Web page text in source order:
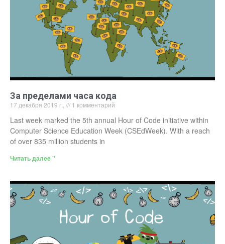
За пределами часа кода
17 декабря 2019 г., 1 комментарий
Last week marked the 5th annual Hour of Code initiative within
Computer Science Education Week (CSEdWeek). With a reach
of over 835 million students in
Читать далее "